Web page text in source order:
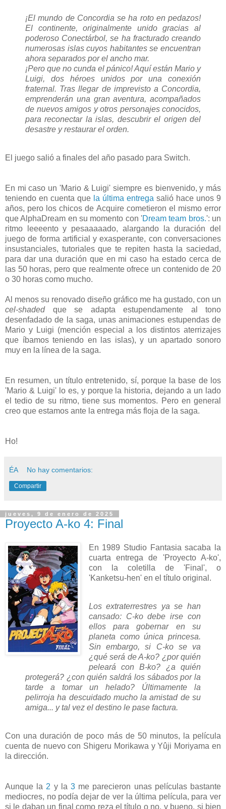
¡El mundo de Concordia se ha roto en pedazos!
El continente, originalmente unido gracias al
poderoso Conectárbol, se ha fracturado creando
numerosas islas cuyos habitantes se encuentran
ahora separados por el ancho mar.
¡Pero que no cunda el pánico! Aquí están Mario y
Luigi, dos héroes unidos por una conexión
fraternal. Tras llegar de imprevisto a Concordia,
emprenderán una gran aventura, acompañados
de nuevos amigos y otros personajes conocidos,
para reconectar la islas, descubrir el origen del
desastre y restaurar el orden.
El juego salió a finales del año pasado para Switch.
En mi caso un 'Mario & Luigi' siempre es bienvenido, y más
teniendo en cuenta que la última entrega salió hace unos 9
años, pero los chicos de Acquire cometieron el mismo error
que AlphaDream en su momento con 'Dream team bros.': un
ritmo leeeento y pesaaaaado, alargando la duración del
juego de forma artificial y exasperante, con conversaciones
insustanciales, tutoriales que te repiten hasta la saciedad,
para dar una duración que en mi caso ha estado cerca de
las 50 horas, pero que realmente ofrece un contenido de 20
o 30 horas como mucho.
Al menos su renovado diseño gráfico me ha gustado, con un
cel-shadedque se adapta estupendamente al tono
desenfadado de la saga, unas animaciones estupendas de
Mario y Luigi (mención especial a los distintos aterrizajes
que íbamos teniendo en las islas), y un apartado sonoro
muy en la línea de la saga.
En resumen, un título entretenido, sí, porque la base de los
'Mario & Luigi' lo es, y porque la historia, dejando a un lado
el tedio de su ritmo, tiene sus momentos. Pero en general
creo que estamos ante la entrega más floja de la saga.
Ho!
ÉA No hay comentarios:
Compartir
jueves, 9 de enero de 2025
Proyecto A-ko 4: Final
En 1989 Studio Fantasia sacaba la
cuarta entrega de 'Proyecto A-ko',
con la coletilla de 'Final', o
'Kanketsu-hen' en el título original.
Los extraterrestres ya se han
cansado: C-ko debe irse con
ellos para gobernar en su
planeta como única princesa.
Sin embargo, si C-ko se va
¿qué será de A-ko? ¿por quién
peleará con B-ko? ¿a quién
protegerá? ¿con quién saldrá los sábados por la
tarde a tomar un helado? Últimamente la
pelirroja ha descuidado mucho la amistad de su
amiga... y tal vez el destino le pase factura.
Con una duración de poco más de 50 minutos, la película
cuenta de nuevo con Shigeru Morikawa y Yûji Moriyama en
la dirección.
Aunque la 2 y la3 me parecieron unas películas bastante
mediocres, no podía dejar de ver la última película, para ver
si le daban un final como reza el título o no, y bueno, si bien